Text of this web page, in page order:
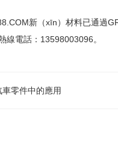
新（xīn）材料已通過
線電話：13598003096。
零件中的應用